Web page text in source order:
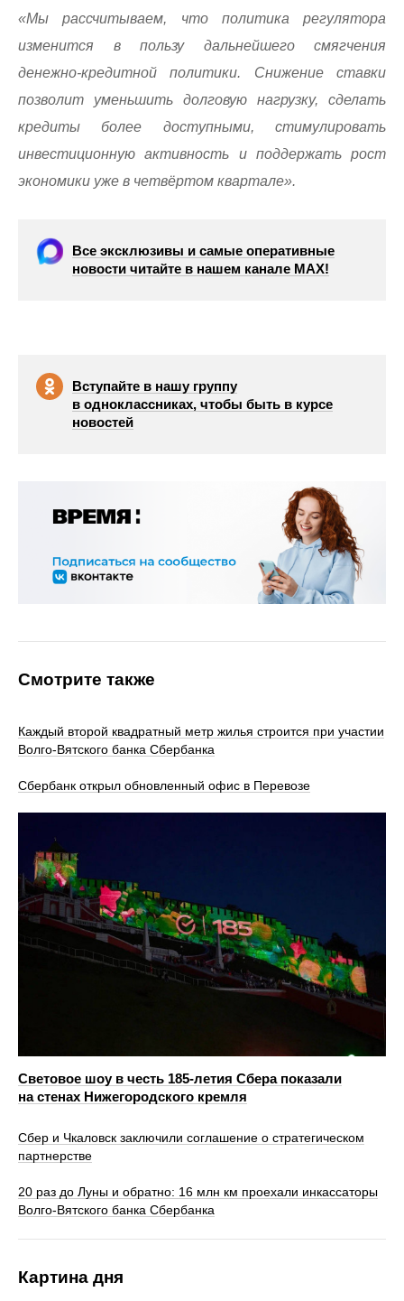
«Мы рассчитываем, что политика регулятора
изменится в пользу дальнейшего смягчения
денежно-кредитной политики. Снижение ставки
позволит уменьшить долговую нагрузку, сделать
кредиты более доступными, стимулировать
инвестиционную активность и поддержать рост
экономики уже в четвёртом квартале».
Все эксклюзивы и самые оперативные
новости читайте в нашем канале МАХ!
Вступайте в нашу группу
в одноклассниках, чтобы быть в курсе
новостей
Смотрите также
Каждый второй квадратный метр жилья строится при участии
Волго-Вятского банка Сбербанка
Сбербанк открыл обновленный офис в Перевозе
Световое шоу в честь 185-летия Сбера показали
на стенах Нижегородского кремля
Сбер и Чкаловск заключили соглашение о стратегическом
партнерстве
20 раз до Луны и обратно: 16 млн км проехали инкассаторы
Волго-Вятского банка Сбербанка
Картина дня